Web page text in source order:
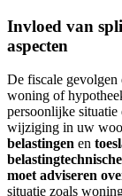
Invloed van
aspecten
De fiscale gevolgen
woning of
persoonlijke
wijziging in uw
belastingen en
moet adviseren
situatie zoals